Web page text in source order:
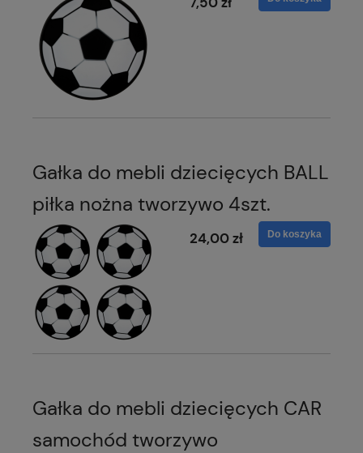
Gałka do mebli dziecięcych BALL
piłka nożna tworzywo 4szt.
24,00 zł Do koszyka
Gałka do mebli dziecięcych CAR
samochód tworzywo